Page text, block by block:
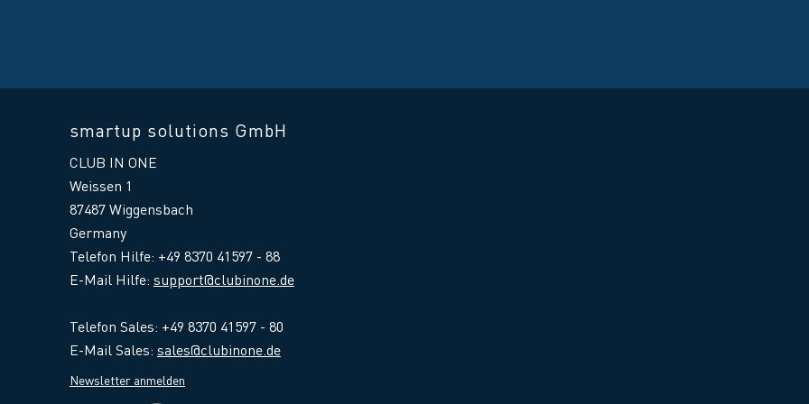
smartup solutions GmbH
CLUB IN ONE
Weissen 1
87487 Wiggensbach
Germany
Telefon Hilfe: +49 8370 41597 - 88
E-Mail Hilfe: support@clubinone.de
Telefon Sales: +49 8370 41597 - 80
E-Mail Sales: sales@clubinone.de
Newsletter anmelden